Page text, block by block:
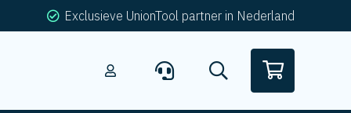
Exclusieve UnionTool partner in Nederland